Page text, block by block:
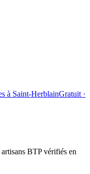
à Saint-HerblainGratuit ·
BTP vérifiés en